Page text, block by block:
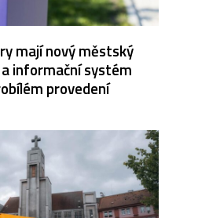
mají nový městský
informační systém
provedení